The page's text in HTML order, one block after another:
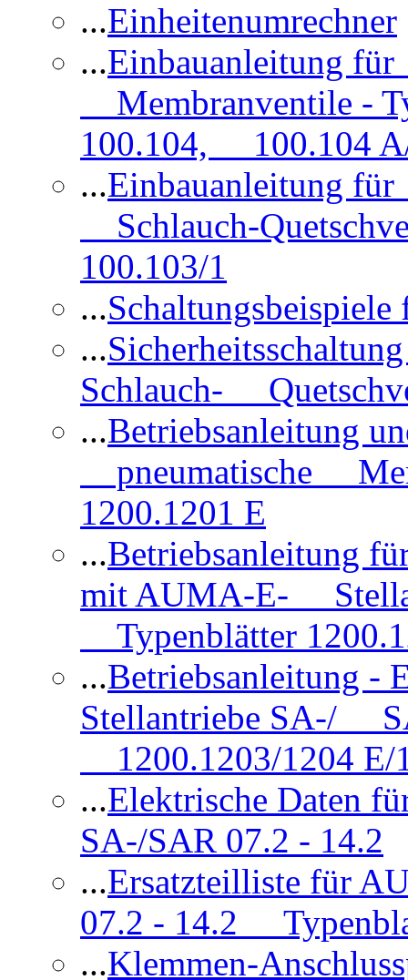
...Einheitenumrechner
...Einbauanleitung
Membranventile -
100.104, 100.104
...Einbauanleitung
Schlauch-
100.103/1
...
...
Schlauch-
...Betriebsanleitung
pneumatische
1200.1201 E
...Betriebsanleitung
mit AUMA-E-
Typenblätter
...Betriebsanleitung
Stellantriebe SA-/
1200.1203/1204 E/
...Elektrische Daten
SA-/SAR 07.2 - 14.2
...Ersatzteilliste für
07.2 - 14.2
...Klemmen-